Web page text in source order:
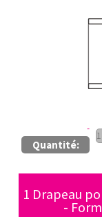
Quantité:
1 Drapeau
-